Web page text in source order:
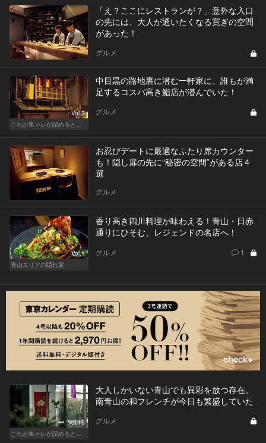
「え？ここにレストランが？」意外な入口
の先には、大人が通いたくなる寛ぎの空間
があった！
グルメ
Vol.2
これが東カレが認めるとっておきの隠れ家
中目黒の路地裏に潜む一軒家に、誰もが満
足するコスパ高き鮨店が潜んでいた！
グルメ
お忍びデートに最適なふたり席カウンター
も！隠し扉の先に“秘密の空間”がある店４
選
グルメ
Vol.1
青山エリアの隠れ家
香り高き四川料理が味わえる！青山・日赤
通りにひそむ、レジェンドの名店へ！
グルメ 1
Vol.19
これが東カレが認めるとっておきの隠れ家
大人しかいない青山でも異彩を放つ存在。
南青山の和フレンチが今日も繁盛していた
グルメ